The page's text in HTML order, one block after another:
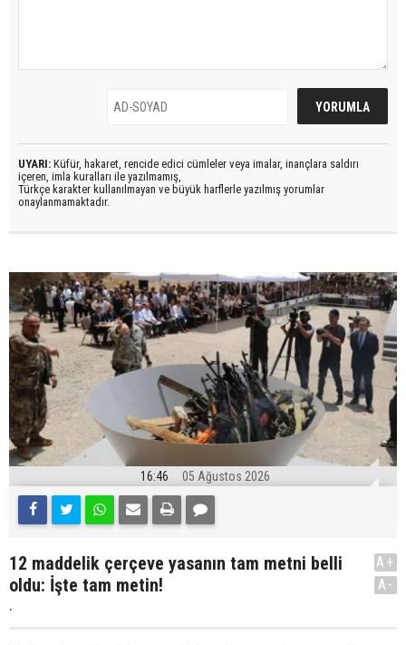
UYARI: Küfür, hakaret, rencide edici cümleler veya imalar, inançlara saldırı
içeren, imla kuralları ile yazılmamış,
Türkçe karakter kullanılmayan ve büyük harflerle yazılmış yorumlar
onaylanmamaktadır.
16:46 05 Ağustos 2026
12 maddelik çerçeve yasanın tam metni belli
oldu: İşte tam metin!
.
A+
A-